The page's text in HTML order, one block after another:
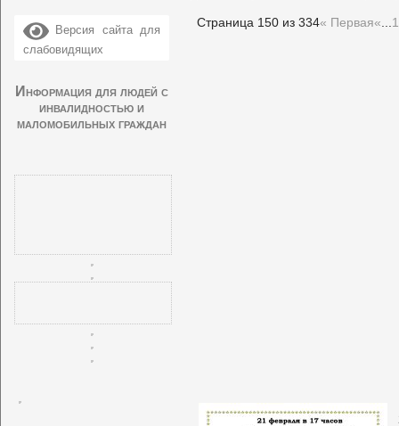
Версия сайта для
слабовидящих
Информация для людей с
инвалидностью и
маломобильных граждан
Страница 150 из 334« Первая«